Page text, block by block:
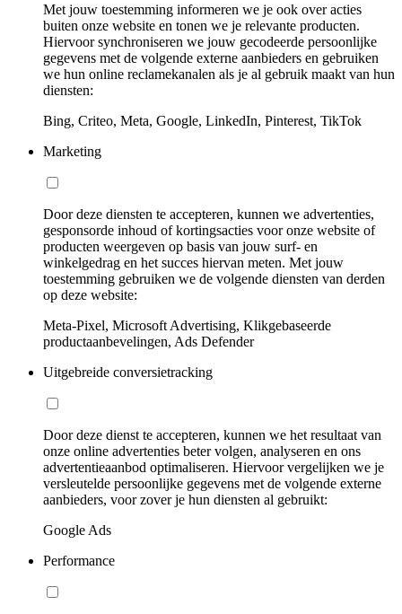
Met jouw toestemming informeren we je ook over acties
buiten onze website en tonen we je relevante producten.
Hiervoor synchroniseren we jouw gecodeerde persoonlijke
gegevens met de volgende externe aanbieders en gebruiken
we hun online reclamekanalen als je al gebruik maakt van hun
diensten:
Bing, Criteo, Meta, Google, LinkedIn, Pinterest, TikTok
Marketing
Door deze diensten te accepteren, kunnen we advertenties,
gesponsorde inhoud of kortingsacties voor onze website of
producten weergeven op basis van jouw surf- en
winkelgedrag en het succes hiervan meten. Met jouw
toestemming gebruiken we de volgende diensten van derden
op deze website:
Meta-Pixel, Microsoft Advertising, Klikgebaseerde
productaanbevelingen, Ads Defender
Uitgebreide conversietracking
Door deze dienst te accepteren, kunnen we het resultaat van
onze online advertenties beter volgen, analyseren en ons
advertentieaanbod optimaliseren. Hiervoor vergelijken we je
versleutelde persoonlijke gegevens met de volgende externe
aanbieders, voor zover je hun diensten al gebruikt:
Google Ads
Performance